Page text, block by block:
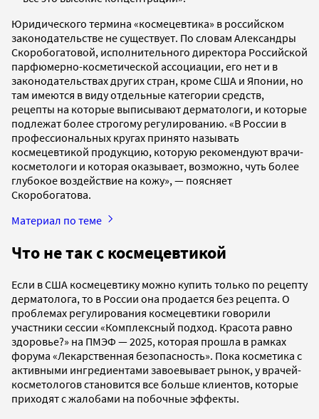
Юридического термина «космецевтика» в российском
законодательстве не существует. По словам Александры
Скоробогатовой, исполнительного директора Российской
парфюмерно-косметической ассоциации, его нет и в
законодательствах других стран, кроме США и Японии, но
там имеются в виду отдельные категории средств,
рецепты на которые выписывают дерматологи, и которые
подлежат более строгому регулированию. «В России в
профессиональных кругах принято называть
космецевтикой продукцию, которую рекомендуют врачи-
косметологи и которая оказывает, возможно, чуть более
глубокое воздействие на кожу», — поясняет
Скоробогатова.
Материал по теме
Что не так с космецевтикой
Если в США космецевтику можно купить только по рецепту
дерматолога, то в России она продается без рецепта. О
проблемах регулирования космецевтики говорили
участники сессии «Комплексный подход. Красота равно
здоровье?» на ПМЭФ — 2025, которая прошла в рамках
форума «Лекарственная безопасность». Пока косметика с
активными ингредиентами завоевывает рынок, у врачей-
косметологов становится все больше клиентов, которые
приходят с жалобами на побочные эффекты.